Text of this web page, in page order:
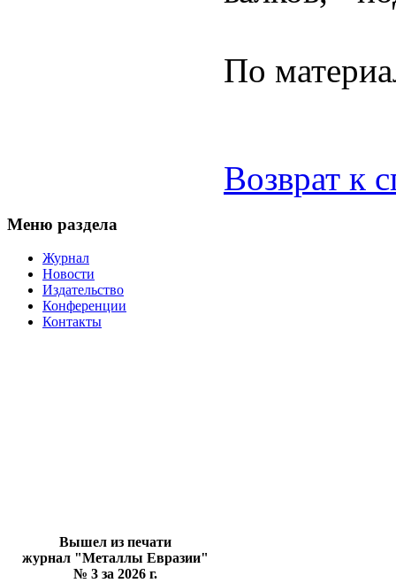
По
Возврат к
Меню раздела
Журнал
Новости
Издательство
Конференции
Контакты
Вышел из печати
журнал "Металлы Евразии"
№ 3 за 2026 г.